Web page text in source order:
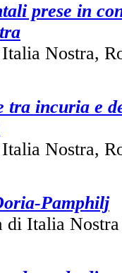
prese in
Nostra,
tra incuria e
Nostra,
Pamphilj
di Italia